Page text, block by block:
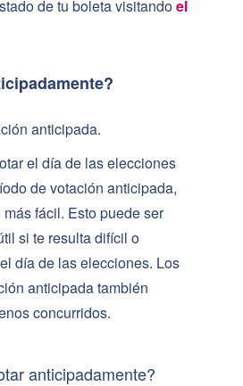
de tu boleta visitandoel
anticipada.
el día de las elecciones
de votación anticipada,
fácil. Esto puede ser
si te resulta difícil o
día de las elecciones. Los
anticipada también
concurridos.
anticipadamente?